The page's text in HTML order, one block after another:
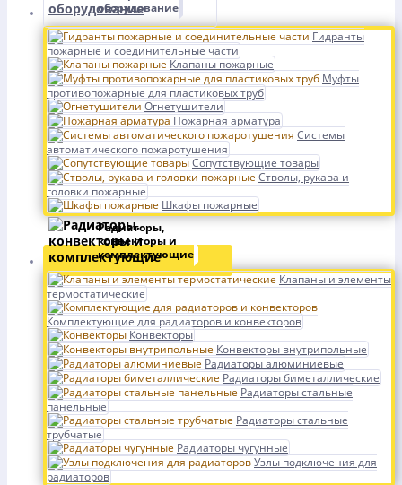
оборудование
Гидранты
пожарные и соединительные части
Клапаны пожарные
Муфты
противопожарные для пластиковых труб
Огнетушители
Пожарная арматура
Системы
автоматического пожаротушения
Сопутствующие товары
Стволы, рукава и
головки пожарные
Шкафы пожарные
Радиаторы,
конвекторы и
комплектующие
Клапаны и элементы
термостатические
Комплектующие для радиаторов и конвекторов
Конвекторы
Конвекторы внутрипольные
Радиаторы алюминиевые
Радиаторы биметаллические
Радиаторы стальные
панельные
Радиаторы стальные
трубчатые
Радиаторы чугунные
Узлы подключения для
радиаторов